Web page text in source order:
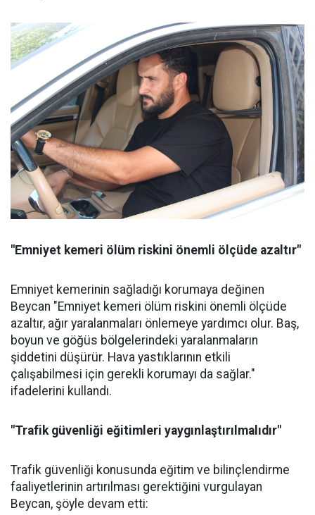
"Emniyet kemeri ölüm riskini önemli ölçüde azaltır"
Emniyet kemerinin sağladığı korumaya değinen
Beycan "Emniyet kemeri ölüm riskini önemli ölçüde
azaltır, ağır yaralanmaları önlemeye yardımcı olur. Baş,
boyun ve göğüs bölgelerindeki yaralanmaların
şiddetini düşürür. Hava yastıklarının etkili
çalışabilmesi için gerekli korumayı da sağlar."
ifadelerini kullandı.
"Trafik güvenliği eğitimleri yaygınlaştırılmalıdır"
Trafik güvenliği konusunda eğitim ve bilinçlendirme
faaliyetlerinin artırılması gerektiğini vurgulayan
Beycan, şöyle devam etti: